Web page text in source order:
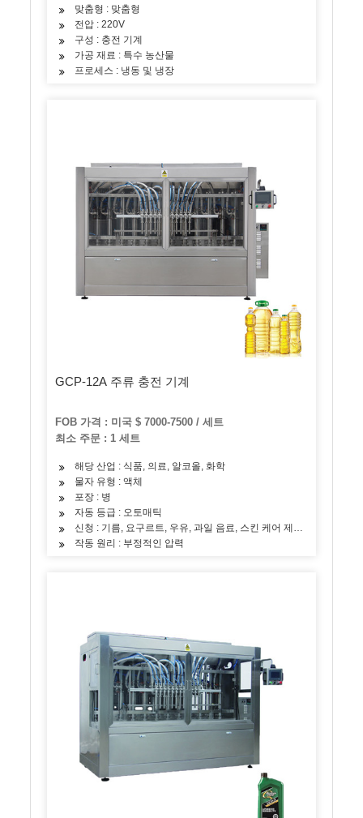
맞춤형 : 맞춤형
전압 : 220V
구성 : 충전 기계
가공 재료 : 특수 농산물
프로세스 : 냉동 및 냉장
GCP-12A 주류 충전 기계
FOB 가격 : 미국 $ 7000-7500 / 세트
최소 주문 : 1 세트
해당 산업 : 식품, 의료, 알코올, 화학
물자 유형 : 액체
포장 : 병
자동 등급 : 오토매틱
신청 : 기름, 요구르트, 우유, 과일 음료, 스킨 케어 제품, 알코올 음료
작동 원리 : 부정적인 압력